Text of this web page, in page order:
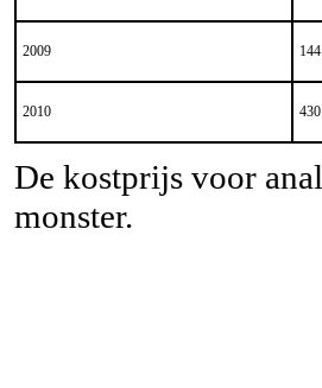
2009
2010
De kostprijs voor
monster.